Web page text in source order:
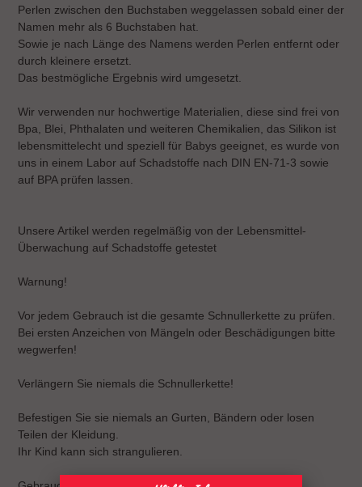
Perlen zwischen den Buchstaben weggelassen sobald einer der
Namen mehr als 6 Buchstaben hat.
Sowie je nach Länge des Namens werden Perlen entfernt oder
durch kleinere ersetzt.
Das bestmögliche Ergebnis wird umgesetzt.
Wir verwenden nur hochwertige Materialien, diese sind frei von
Bpa, Blei, Phthalaten und weiteren Chemikalien, das Silikon ist
lebensmittelecht und speziell für Babys geeignet, es wurde von
uns in einem Labor auf Schadstoffe nach DIN EN-71-3 sowie
auf BPA prüfen lassen.
Unsere Artikel werden regelmäßig von der Lebensmittel-
Überwachung auf Schadstoffe getestet
Warnung!
Vor jedem Gebrauch ist die gesamte Schnullerkette zu prüfen.
Bei ersten Anzeichen von Mängeln oder Beschädigungen bitte
wegwerfen!
Verlängern Sie niemals die Schnullerkette!
Befestigen Sie sie niemals an Gurten, Bändern oder losen
Teilen der Kleidung.
Ihr Kind kann sich strangulieren.